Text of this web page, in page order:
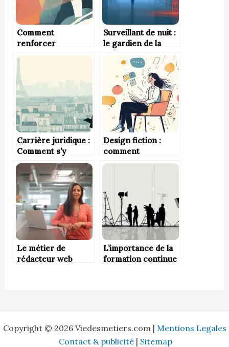
Comment
renforcer
l’engagement des
actions concrètes
Surveillant de nuit :
le gardien de la
nocturne
Carrière juridique :
Comment s’y
préparer dès le
lycée ?
Design fiction :
comment
l’imaginaire inspire
Le métier de
rédacteur web
L’importance de la
formation continue
Copyright © 2026 Viedesmetiers.com | Mentions Legales
Contact & publicité | Sitemap